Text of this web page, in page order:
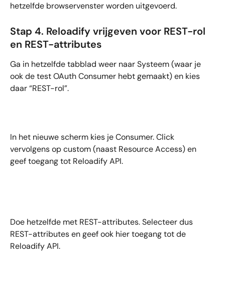
hetzelfde browservenster worden uitgevoerd.
Stap 4. Reloadify vrijgeven voor REST-rol
en REST-attributes
Ga in hetzelfde tabblad weer naar Systeem (waar je
ook de test OAuth Consumer hebt gemaakt) en kies
daar “REST-rol”.
In het nieuwe scherm kies je Consumer. Click
vervolgens op custom (naast Resource Access) en
geef toegang tot Reloadify API.
Doe hetzelfde met REST-attributes. Selecteer dus
REST-attributes en geef ook hier toegang tot de
Reloadify API.